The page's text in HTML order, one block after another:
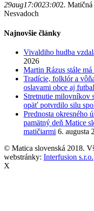
29aug17:0023:002. Matičná
Nesvadoch
Najnovšie články
Vivaldiho hudba
2026
Martin Rázus stále
Tradície, folklór a
oslavami obce aj
Stretnutie milovníkov
opäť potvrdilo silu
Prednosta okresného
pamätný deň Matice
matičiarmi 6. augusta
© Matica slovenská 2018.
webstránky: Interfusion s.r.o.
X